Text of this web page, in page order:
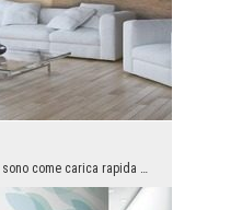
Le vacanze nel sud d’Europa sono come carica rapida delle batterie scaricate - funzionano come un...